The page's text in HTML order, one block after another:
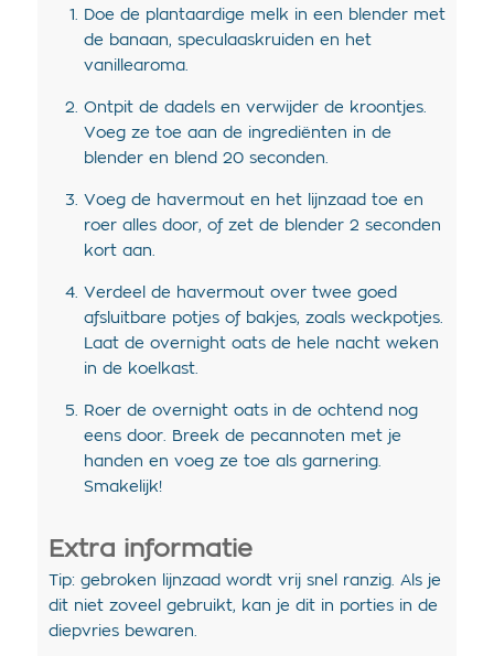
Doe de plantaardige melk in een blender met
de banaan, speculaaskruiden en het
vanillearoma.
Ontpit de dadels en verwijder de kroontjes.
Voeg ze toe aan de ingrediënten in de
blender en blend 20 seconden.
Voeg de havermout en het lijnzaad toe en
roer alles door, of zet de blender 2 seconden
kort aan.
Verdeel de havermout over twee goed
afsluitbare potjes of bakjes, zoals weckpotjes.
Laat de overnight oats de hele nacht weken
in de koelkast.
Roer de overnight oats in de ochtend nog
eens door. Breek de pecannoten met je
handen en voeg ze toe als garnering.
Smakelijk!
Extra informatie
Tip: gebroken lijnzaad wordt vrij snel ranzig. Als je
dit niet zoveel gebruikt, kan je dit in porties in de
diepvries bewaren.